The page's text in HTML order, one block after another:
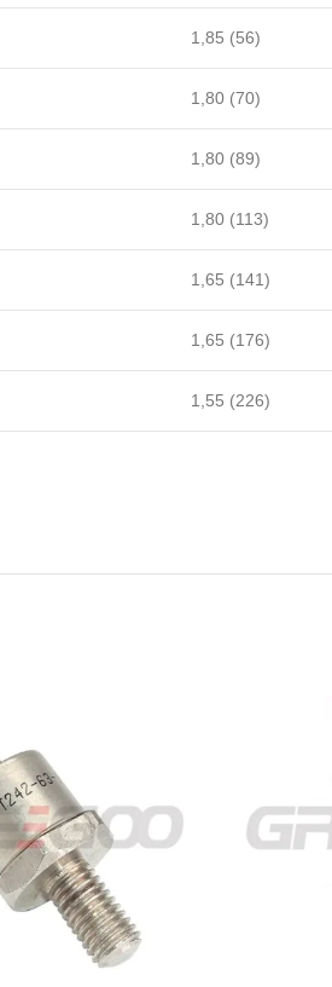
1,85 (56)
1,80 (70)
1,80 (89)
1,80 (113)
1,65 (141)
1,65 (176)
1,55 (226)